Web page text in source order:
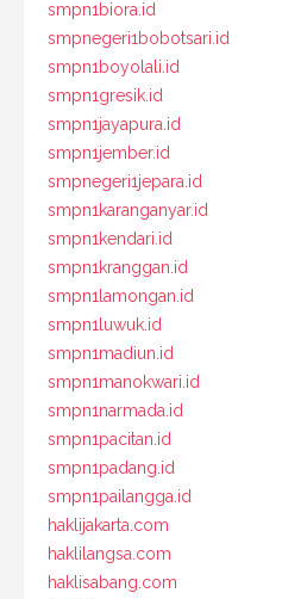
smpn1biora.id
smpnegeri1bobotsari.id
smpn1boyolali.id
smpn1gresik.id
smpn1jayapura.id
smpn1jember.id
smpnegeri1jepara.id
smpn1karanganyar.id
smpn1kendari.id
smpn1kranggan.id
smpn1lamongan.id
smpn1luwuk.id
smpn1madiun.id
smpn1manokwari.id
smpn1narmada.id
smpn1pacitan.id
smpn1padang.id
smpn1pailangga.id
haklijakarta.com
haklilangsa.com
haklisabang.com